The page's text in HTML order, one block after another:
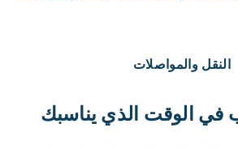
النقل والمواصلات
في الوقت الذي يناسبك